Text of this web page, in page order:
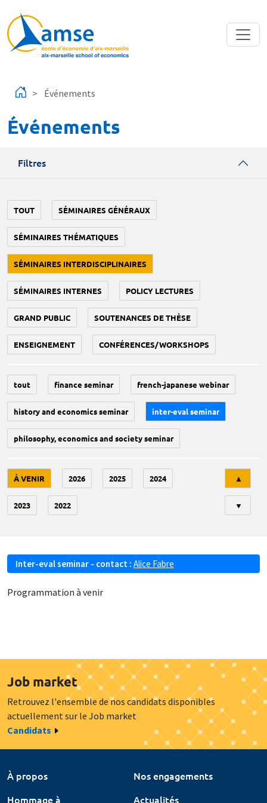
Événements
Événements
Filtres
TOUT SÉMINAIRES GÉNÉRAUX
SÉMINAIRES THÉMATIQUES
SÉMINAIRES INTERDISCIPLINAIRES
SÉMINAIRES INTERNES POLICY LECTURES
GRAND PUBLIC SOUTENANCES DE THÈSE
ENSEIGNEMENT CONFÉRENCES/WORKSHOPS
tout finance seminar french-japanese webinar
history and economics seminar inter-eval seminar
philosophy, economics and society seminar
À VENIR 2026 2025 2024
2023 2022
▲
▼
Inter-eval seminar - contact : Alice Fabre
Programmation à venir
Job market
Retrouvez l'ensemble de nos candidats disponibles
actuellement sur le Job market
Candidats
À propos
Nos engagements
Hommage à
Actualités